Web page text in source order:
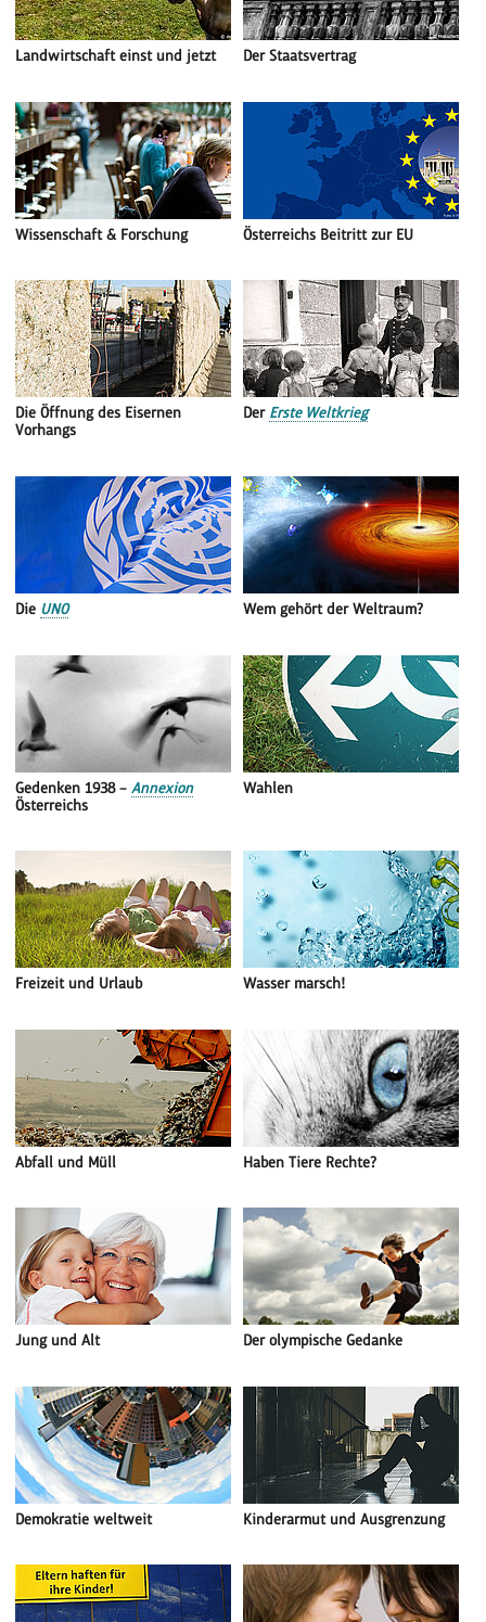
Landwirtschaft einst und jetzt Der Staatsvertrag
Wissenschaft & Forschung Österreichs Beitritt zur EU
Die Öffnung des Eisernen
Vorhangs
Der Erste Weltkrieg
Die UNO Wem gehört der Weltraum?
Gedenken 1938 –Annexion
Österreichs
Wahlen
Freizeit und Urlaub Wasser marsch!
Abfall und Müll Haben Tiere Rechte?
Jung und Alt Der olympische Gedanke
Demokratie weltweit Kinderarmut und Ausgrenzung